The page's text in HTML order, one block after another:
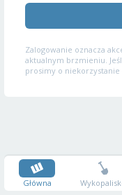
Zalogowanie oznacza
aktualnym brzmieniu.
prosimy o niekorzystanie
Główna